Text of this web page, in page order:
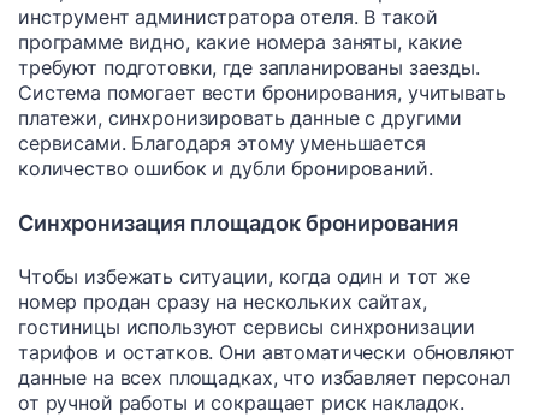
инструмент администратора отеля. В такой
программе видно, какие номера заняты, какие
требуют подготовки, где запланированы заезды.
Система помогает вести бронирования, учитывать
платежи, синхронизировать данные с другими
сервисами. Благодаря этому уменьшается
количество ошибок и дубли бронирований.
Синхронизация площадок бронирования
Чтобы избежать ситуации, когда один и тот же
номер продан сразу на нескольких сайтах,
гостиницы используют сервисы синхронизации
тарифов и остатков. Они автоматически обновляют
данные на всех площадках, что избавляет персонал
от ручной работы и сокращает риск накладок.